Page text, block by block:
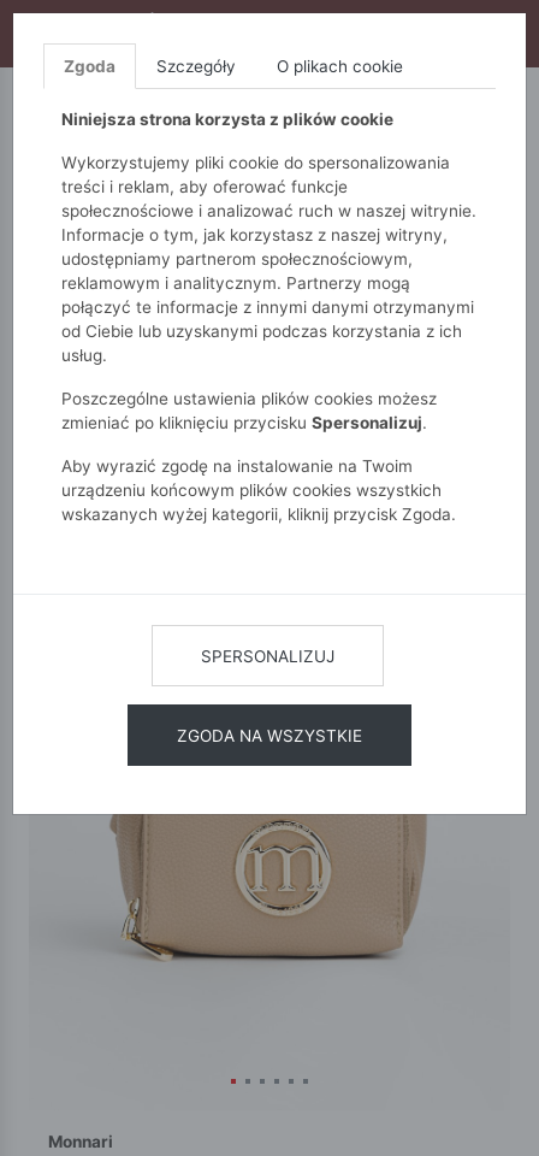
S10), DODATKOWE 15% ZA 3SZT (KOD: S15)
5.10.15. QUIOSQUE
Monnari Torby
Torebki na telefon
Torba damska z logo marki Monnari
Monnari
Zgoda Szczegóły O plikach cookie
Niniejsza strona korzysta z plików cookie
Wykorzystujemy pliki cookie do spersonalizowania
treści i reklam, aby oferować funkcje
społecznościowe i analizować ruch w naszej witrynie.
Informacje o tym, jak korzystasz z naszej witryny,
udostępniamy partnerom społecznościowym,
reklamowym i analitycznym. Partnerzy mogą
połączyć te informacje z innymi danymi otrzymanymi
od Ciebie lub uzyskanymi podczas korzystania z ich
usług.
Poszczególne ustawienia plików cookies możesz
zmieniać po kliknięciu przycisku Spersonalizuj.
Aby wyrazić zgodę na instalowanie na Twoim
urządzeniu końcowym plików cookies wszystkich
wskazanych wyżej kategorii, kliknij przycisk Zgoda.
SPERSONALIZUJ
ZGODA NA WSZYSTKIE